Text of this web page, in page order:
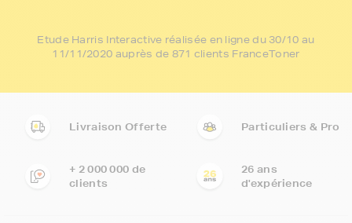
Etude Harris Interactive réalisée en ligne du 30/10 au
11/11/2020 auprès de 871 clients FranceToner
Livraison Offerte Particuliers & Pro
+ 2 000 000 de
clients
26 ans
d'expérience